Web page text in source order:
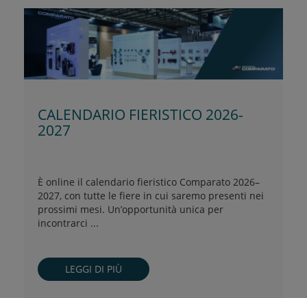
CALENDARIO FIERISTICO 2026-
2027
È online il calendario fieristico Comparato 2026–
2027, con tutte le fiere in cui saremo presenti nei
prossimi mesi. Un’opportunità unica per
incontrarci ...
LEGGI DI PIÙ